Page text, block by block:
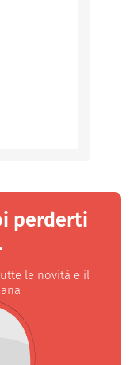
perderti
le novità e il